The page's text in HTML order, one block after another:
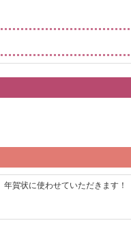
年賀状に使わせていただきます！